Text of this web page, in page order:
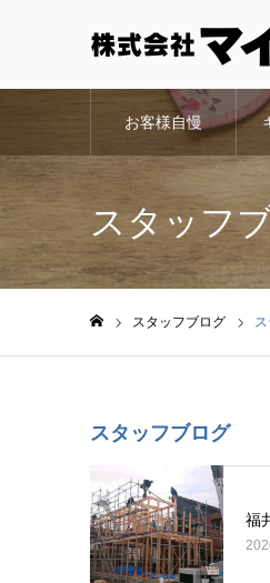
お客様自慢
スタッフ
スタッフブログ
スタッフブログ
福